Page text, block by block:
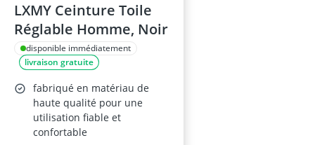
LXMY Ceinture Toile
Réglable Homme, Noir
disponible immédiatement
livraison gratuite
fabriqué en matériau de
haute qualité pour une
utilisation fiable et
confortable